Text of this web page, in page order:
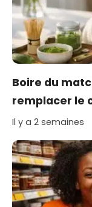
Boire du
remplacer le
Il y a 2 semaines